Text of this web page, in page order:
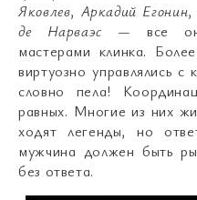
Яковлев, Аркадий Егонин,
де Нарваэс
— все
мастерами клинка.
виртуозно управлялись
словно пела!
равных. Многие из них
ходят легенды, но
мужчина должен быть
без ответа.